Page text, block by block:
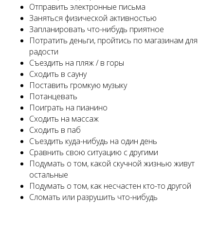
Отправить электронные письма
Заняться физической активностью
Запланировать что-нибудь приятное
Потратить деньги, пройтись по магазинам для
радости
Съездить на пляж / в горы
Сходить в сауну
Поставить громкую музыку
Потанцевать
Поиграть на пианино
Сходить на массаж
Сходить в паб
Съездить куда-нибудь на один день
Сравнить свою ситуацию с другими
Подумать о том, какой скучной жизнью живут
остальные
Подумать о том, как несчастен кто-то другой
Сломать или разрушить что-нибудь